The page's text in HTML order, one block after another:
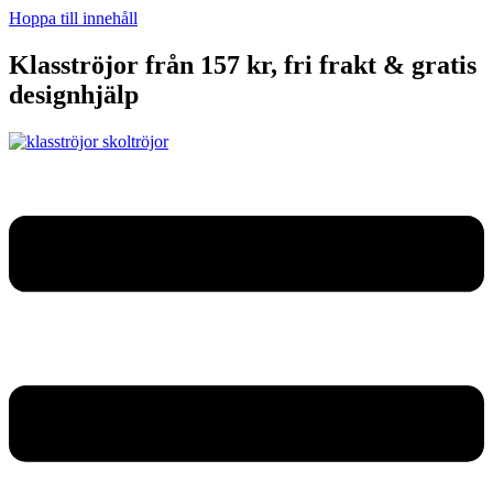
Hoppa till innehåll
Klasströjor från 157 kr, fri frakt & gratis
designhjälp